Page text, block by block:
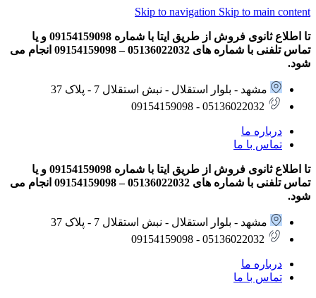
Skip to navigation Skip to main content
تا اطلاع ثانوی فروش از طریق ایتا با شماره 09154159098 و یا
تماس تلفنی با شماره های 05136022032 – 09154159098 انجام می
شود.
مشهد - بلوار استقلال - نبش استقلال 7 - پلاک 37
05136022032 - 09154159098
درباره ما
تماس با ما
تا اطلاع ثانوی فروش از طریق ایتا با شماره 09154159098 و یا
تماس تلفنی با شماره های 05136022032 – 09154159098 انجام می
شود.
مشهد - بلوار استقلال - نبش استقلال 7 - پلاک 37
05136022032 - 09154159098
درباره ما
تماس با ما